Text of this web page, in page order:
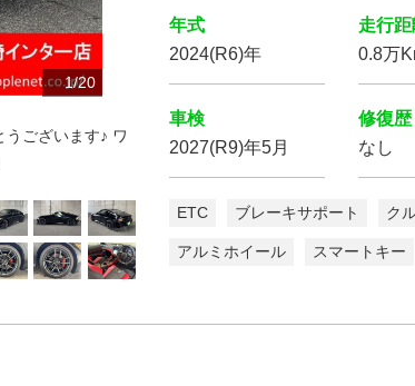
1/20
ございます♪ ワ
2 20
3 20
4 20
5 20
6 20
7 20
8 20
9 20
10 20
11 20
12 20
13 20
14 20
15 20
16 20
17 20
18 20
19 20
20 20
年式
2024(R6)年
走行
0.8万
車検
2027(R9)年5月
修復歴
なし
ETC ブレーキサポート ク
アルミホイール スマートキー